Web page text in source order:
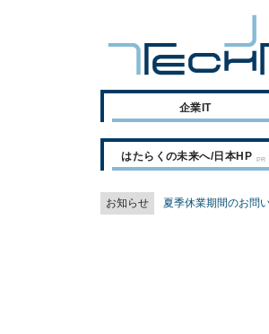
企業IT
はたらくの未来へ/日本HP
お知らせ 夏季休業期間のお問